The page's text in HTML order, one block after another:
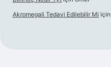
Akromegali Tedavi Edilebilir Mi için